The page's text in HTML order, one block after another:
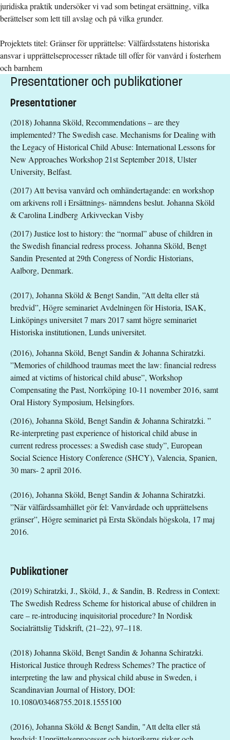
juridiska praktik undersöker vi vad som betingat ersättning, vilka
berättelser som lett till avslag och på vilka grunder.
Projektets titel: Gränser för upprättelse: Välfärdsstatens historiska
ansvar i upprättelseprocesser riktade till offer för vanvård i fosterhem
och barnhem
Presentationer och publikationer
Presentationer
(2018) Johanna Sköld, Recommendations – are they
implemented? The Swedish case. Mechanisms for Dealing with
the Legacy of Historical Child Abuse: International Lessons for
New Approaches Workshop 21st September 2018, Ulster
University, Belfast.
(2017) Att bevisa vanvård och omhändertagande: en workshop
om arkivens roll i Ersättnings- nämndens beslut. Johanna Sköld
& Carolina Lindberg Arkivveckan Visby
(2017) Justice lost to history: the “normal” abuse of children in
the Swedish financial redress process. Johanna Sköld, Bengt
Sandin Presented at 29th Congress of Nordic Historians,
Aalborg, Denmark.
(2017), Johanna Sköld & Bengt Sandin, ”Att delta eller stå
bredvid”, Högre seminariet Avdelningen för Historia, ISAK,
Linköpings universitet 7 mars 2017 samt högre seminariet
Historiska institutionen, Lunds universitet.
(2016), Johanna Sköld, Bengt Sandin & Johanna Schiratzki.
”Memories of childhood traumas meet the law: financial redress
aimed at victims of historical child abuse”, Workshop
Compensating the Past, Norrköping 10-11 november 2016, samt
Oral History Symposium, Helsingfors.
(2016), Johanna Sköld, Bengt Sandin & Johanna Schiratzki. ”
Re-interpreting past experience of historical child abuse in
current redress processes: a Swedish case study”, European
Social Science History Conference (SHCY), Valencia, Spanien,
30 mars- 2 april 2016.
(2016), Johanna Sköld, Bengt Sandin & Johanna Schiratzki.
”När välfärdssamhället gör fel: Vanvårdade och upprättelsens
gränser”, Högre seminariet på Ersta Sköndals högskola, 17 maj
2016.
Publikationer
(2019) Schiratzki, J., Sköld, J., & Sandin, B. Redress in Context:
The Swedish Redress Scheme for historical abuse of children in
care – re-introducing inquisitorial procedure? In Nordisk
Socialrättslig Tidskrift, (21–22), 97–118.
(2018) Johanna Sköld, Bengt Sandin & Johanna Schiratzki.
Historical Justice through Redress Schemes? The practice of
interpreting the law and physical child abuse in Sweden, i
Scandinavian Journal of History, DOI:
10.1080/03468755.2018.1555100
(2016), Johanna Sköld & Bengt Sandin, "Att delta eller stå